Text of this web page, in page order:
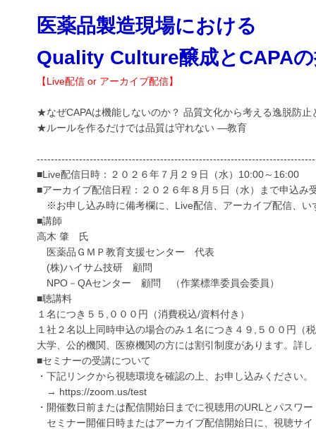
医薬品製造現場における
Quality Culture醸成とCAPA
【Live配信 or アーカイブ配信】
★なぜCAPAは機能しないのか？ 品質文化から考える逸脱防止
★ルールを作るだけでは品質は守れない ―教育
■Live配信日時：２０２６年７月２９日（水）10:00～16:00
■アーカイブ配信日程：２０２６年８月５日（水）まで申込み
※お申し込み時に備考欄に、Live配信、アーカイブ配信、い
■講師
高木 肇 氏
医薬品ＧＭＰ教育支援センター 代表
(株)ハイサム技研 顧問
NPO－QAセンター 顧問 （作業標準委員会委員）
■聴講料
１名につき５５,０００円（消費税込/資料付き）
１社２名以上同時申込の場合のみ１名につき４９,５００円（
大学、公的機関、医療機関の方には割引制度があります。詳
■セミナーの受講について
・下記リンクから視聴環境を確認の上、お申し込みください。
→ https://zoom.us/test
・開催数日前または配信開始日までに視聴用のURLとパスワ
セミナー開催日時またはアーカイブ配信開始日に、視聴サ